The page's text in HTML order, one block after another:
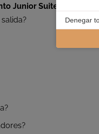
Junior Suite es de 2
Denegar